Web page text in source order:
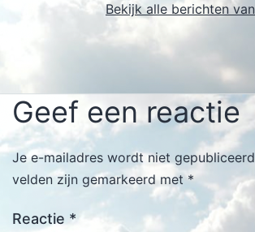
Bekijk alle berichten
Geef een reactie
Je e-mailadres wordt niet
velden zijn gemarkeerd met*
Reactie *